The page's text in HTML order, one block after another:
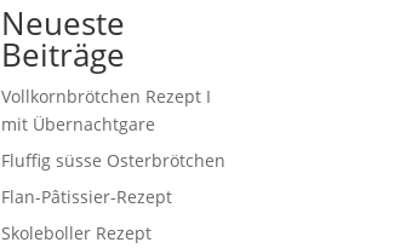
Neueste
Beiträge
Vollkornbrötchen Rezept I
mit Übernachtgare
Fluffig süsse Osterbrötchen
Flan-Pâtissier-Rezept
Skoleboller Rezept